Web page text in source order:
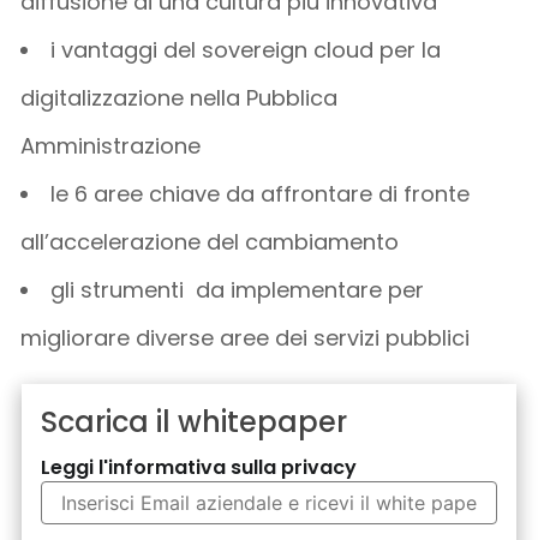
i vantaggi del sovereign cloud per la
digitalizzazione nella Pubblica
Amministrazione
le 6 aree chiave da affrontare di fronte
all’accelerazione del cambiamento
gli strumenti da implementare per
migliorare diverse aree dei servizi pubblici
Scarica il whitepaper
Leggi l'informativa sulla privacy